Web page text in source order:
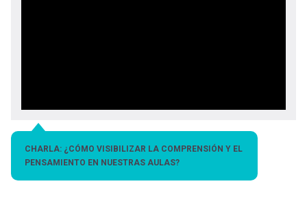
Gestión
curricular
Expand
CHARLA: ¿CÓMO VISIBILIZAR LA COMPRENSIÓN Y EL
PENSAMIENTO EN NUESTRAS AULAS?